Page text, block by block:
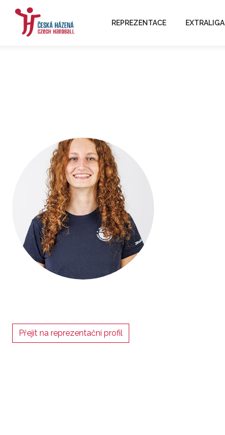
REPREZENTACE EXTRALIGA
Přejít na reprezentační profil